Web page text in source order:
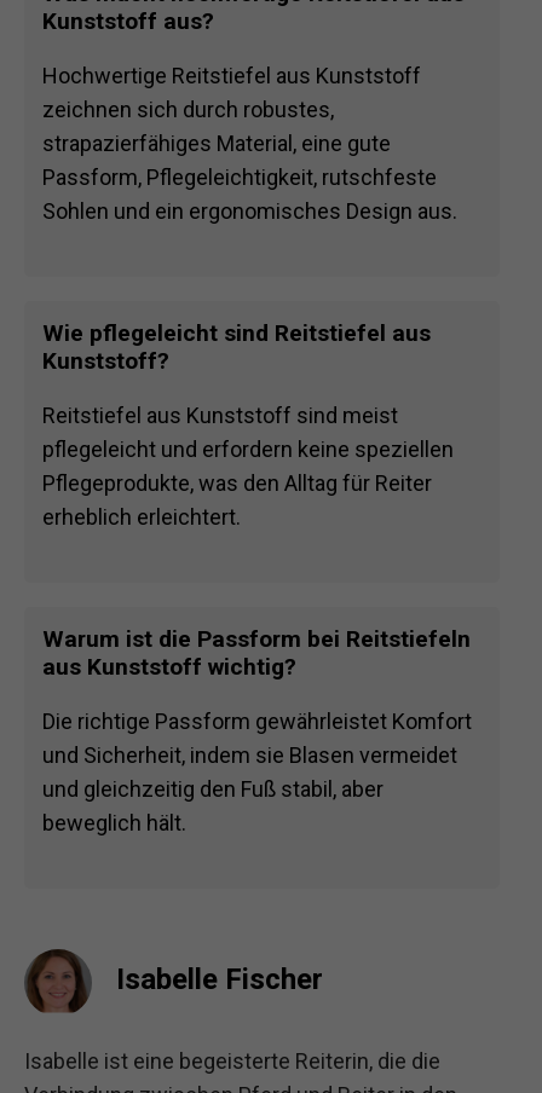
Kunststoff aus?
Hochwertige Reitstiefel aus Kunststoff
zeichnen sich durch robustes,
strapazierfähiges Material, eine gute
Passform, Pflegeleichtigkeit, rutschfeste
Sohlen und ein ergonomisches Design aus.
Wie pflegeleicht sind Reitstiefel aus
Kunststoff?
Reitstiefel aus Kunststoff sind meist
pflegeleicht und erfordern keine speziellen
Pflegeprodukte, was den Alltag für Reiter
erheblich erleichtert.
Warum ist die Passform bei Reitstiefeln
aus Kunststoff wichtig?
Die richtige Passform gewährleistet Komfort
und Sicherheit, indem sie Blasen vermeidet
und gleichzeitig den Fuß stabil, aber
beweglich hält.
Isabelle Fischer
Isabelle ist eine begeisterte Reiterin, die die